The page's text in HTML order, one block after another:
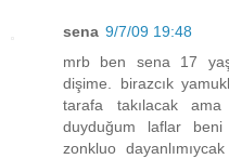
sena 9/7/09 19:48
mrb ben sena 17
dişime. birazcık
tarafa takılacak ama
duyduğum laflar
zonkluo